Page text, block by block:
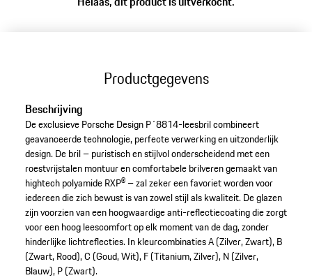
Productgegevens
Beschrijving
De exclusieve Porsche Design P´8814-leesbril combineert
geavanceerde technologie, perfecte verwerking en uitzonderlijk
design. De bril – puristisch en stijlvol onderscheidend met een
roestvrijstalen montuur en comfortabele brilveren gemaakt van
hightech polyamide RXP® – zal zeker een favoriet worden voor
iedereen die zich bewust is van zowel stijl als kwaliteit. De glazen
zijn voorzien van een hoogwaardige anti-reflectiecoating die zorgt
voor een hoog leescomfort op elk moment van de dag, zonder
hinderlijke lichtreflecties. In kleurcombinaties A (Zilver, Zwart), B
(Zwart, Rood), C (Goud, Wit), F (Titanium, Zilver), N (Zilver,
Blauw), P (Zwart).